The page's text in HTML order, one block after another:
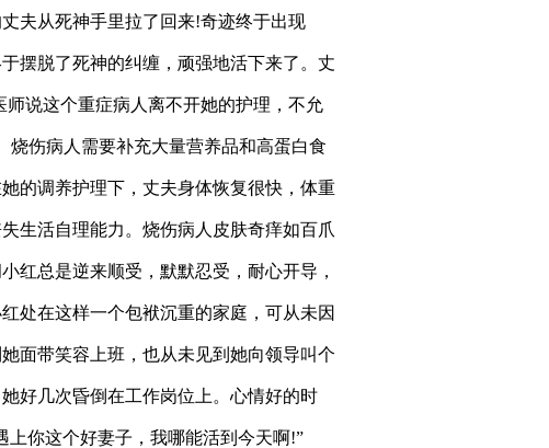
夫从死神手里拉了回来!奇迹终于出现
摆脱了死神的纠缠，顽强地活下来了。丈
说这个重症病人离不开她的护理，不允
烧伤病人需要补充大量营养品和高蛋白食
的调养护理下，丈夫身体恢复很快，体重
生活自理能力。烧伤病人皮肤奇痒如百爪
红总是逆来顺受，默默忍受，耐心开导，
处在这样一个包袱沉重的家庭，可从未因
面带笑容上班，也从未见到她向领导叫个
好几次昏倒在工作岗位上。心情好的时
你这个好妻子，我哪能活到今天啊!”